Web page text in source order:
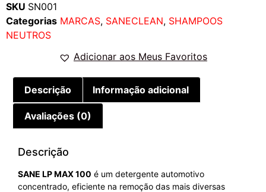
SKU SN001
Categorias MARCAS, SANECLEAN, SHAMPOOS
NEUTROS
Adicionar aos Meus Favoritos
Descrição Informação adicional
Avaliações (0)
Descrição
SANE LP MAX 100 é um detergente automotivo
concentrado, eficiente na remoção das mais diversas